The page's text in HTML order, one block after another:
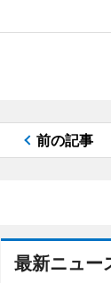
前の記事
最新ニュー